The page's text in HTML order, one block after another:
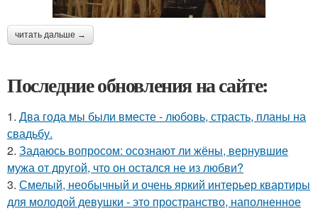
читать дальше →
Последние обновления на сайте:
1. Два года мы были вместе - любовь, страсть, планы на
свадьбу.
2. Задаюсь вопросом: осознают ли жёны, вернувшие
мужа от другой, что он остался не из любви?
3. Смелый, необычный и очень яркий интерьер квартиры
для молодой девушки - это пространство, наполненное